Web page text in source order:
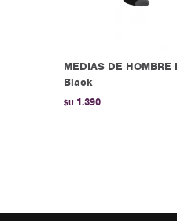
MEDIAS DE HOMBRE
Black
$U 1.390